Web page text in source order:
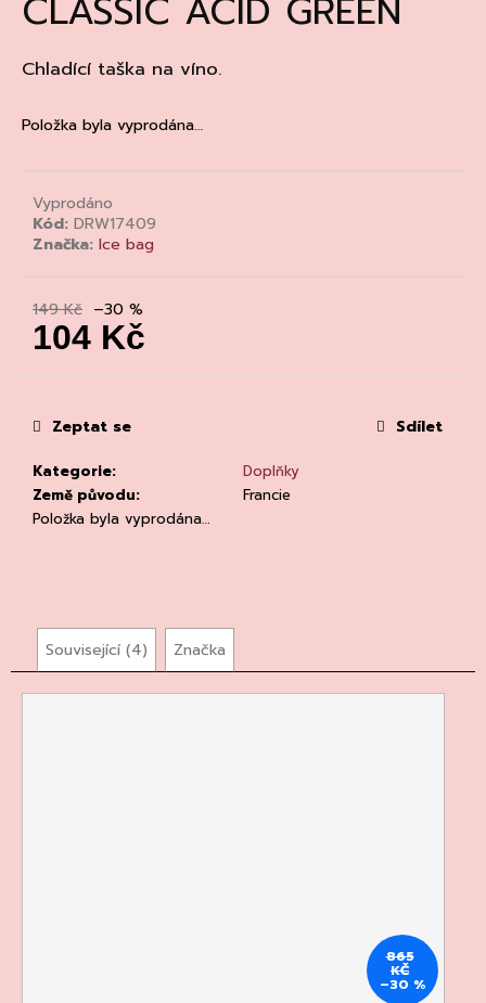
CLASSIC ACID GREEN
Chladící taška na víno.
Položka byla vyprodána…
Vyprodáno
Kód: DRW17409
Značka: Ice bag
149 Kč –30 %
104 Kč
cena:
Kategorie:
Doplňky
Země původu:
Francie
Položka byla vyprodána…
Zeptat se Sdílet
Související (4) Značka
865
KČ
–30 %
a
j
í
t
?
HLEDAT
D
o
o
u